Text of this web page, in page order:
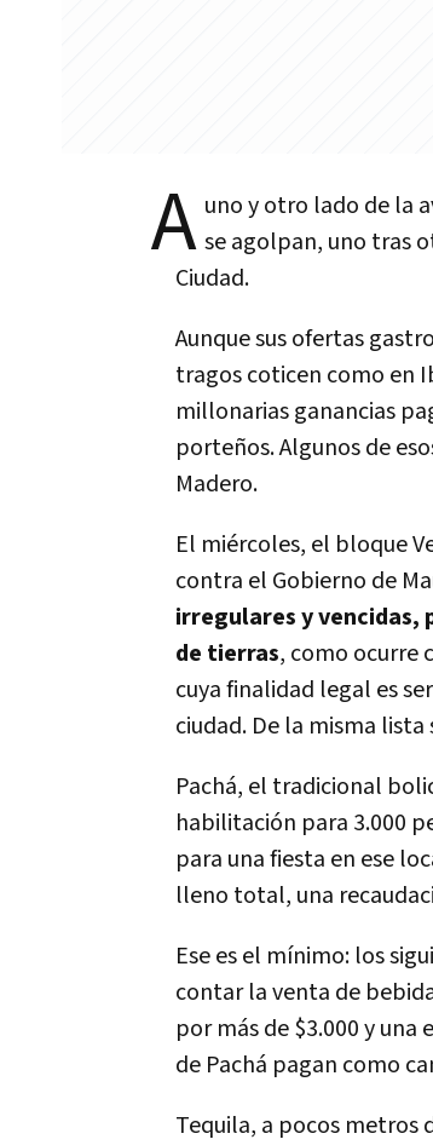
A uno y otro lado de la
se agolpan, uno tras
Ciudad.
Aunque sus ofertas
tragos coticen como en
millonarias ganancias
porteños. Algunos de
Madero.
El miércoles, el bloque
contra el Gobierno de
irregulares y vencidas,
de tierras, como ocurre
cuya finalidad legal es
ciudad. De la misma
Pachá, el tradicional
habilitación para 3.000
para una fiesta en ese
lleno total, una
Ese es el mínimo: los
contar la venta de
por más de $3.000 y una
de Pachá pagan como
Tequila, a pocos metros